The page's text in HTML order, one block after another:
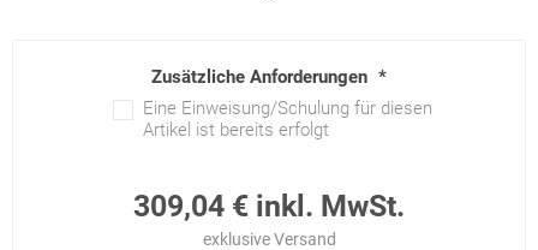
Zusätzliche Anforderungen *
Eine Einweisung/Schulung für diesen
Artikel ist bereits erfolgt
309,04 € inkl. MwSt.
exklusiveVersand